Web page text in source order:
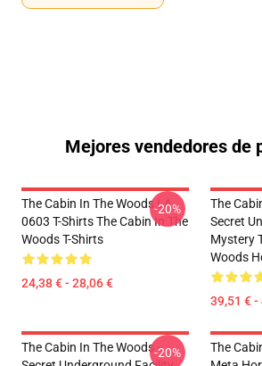
Mejores vendedores de
The Cabin In The Woods LA
0603 T-Shirts The Cabin In The
Woods T-Shirts
24,38 € - 28,06 €
-20%
The
Secret
Mystery
Woods
39,51 € -
The Cabin In The Woods --20%
The